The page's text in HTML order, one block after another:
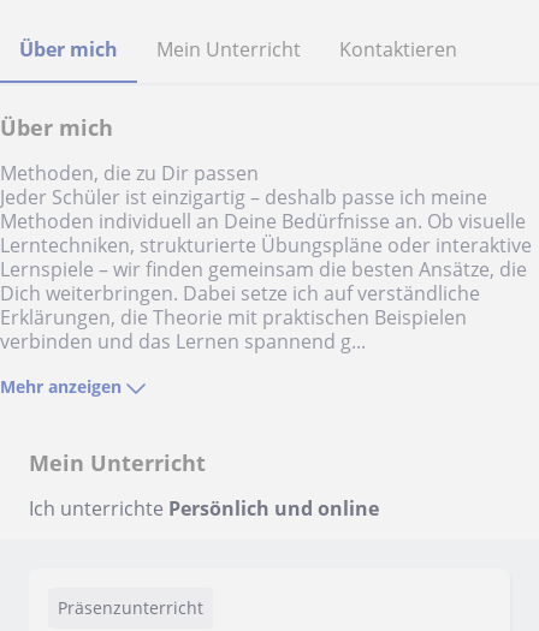
Über mich Mein Unterricht Kontaktieren
Über mich
Methoden, die zu Dir passen
Jeder Schüler ist einzigartig – deshalb passe ich meine
Methoden individuell an Deine Bedürfnisse an. Ob visuelle
Lerntechniken, strukturierte Übungspläne oder interaktive
Lernspiele – wir finden gemeinsam die besten Ansätze, die
Dich weiterbringen. Dabei setze ich auf verständliche
Erklärungen, die Theorie mit praktischen Beispielen
verbinden und das Lernen spannend g...
Mehr anzeigen
Mein Unterricht
Ich unterrichte Persönlich und online
Präsenzunterricht